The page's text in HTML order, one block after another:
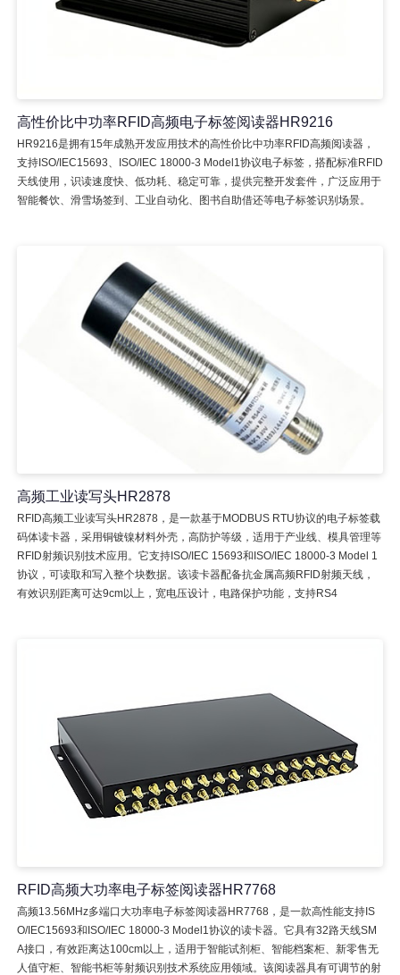
高性价比中功率RFID高频电子标签阅读器HR9216
HR9216是拥有15年成熟开发应用技术的高性价比中功率RFID高频阅读器，
支持ISO/IEC15693、ISO/IEC 18000-3 Model1协议电子标签，搭配标准RFID
天线使用，识读速度快、低功耗、稳定可靠，提供完整开发套件，广泛应用于
智能餐饮、滑雪场签到、工业自动化、图书自助借还等电子标签识别场景。
高频工业读写头HR2878
RFID高频工业读写头HR2878，是一款基于MODBUS RTU协议的电子标签载
码体读卡器，采用铜镀镍材料外壳，高防护等级，适用于产业线、模具管理等
RFID射频识别技术应用。它支持ISO/IEC 15693和ISO/IEC 18000-3 Model 1
协议，可读取和写入整个块数据。该读卡器配备抗金属高频RFID射频天线，
有效识别距离可达9cm以上，宽电压设计，电路保护功能，支持RS4
RFID高频大功率电子标签阅读器HR7768
高频13.56MHz多端口大功率电子标签阅读器HR7768，是一款高性能支持IS
O/IEC15693和ISO/IEC 18000-3 Model1协议的读卡器。它具有32路天线SM
A接口，有效距离达100cm以上，适用于智能试剂柜、智能档案柜、新零售无
人值守柜、智能书柜等射频识别技术系统应用领域。该阅读器具有可调节的射